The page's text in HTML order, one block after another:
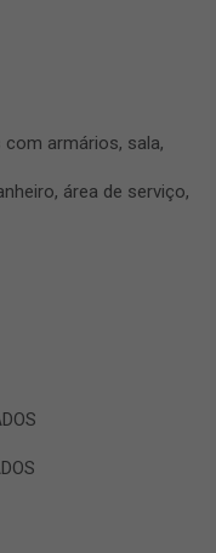
armários, sala,
área de serviço,